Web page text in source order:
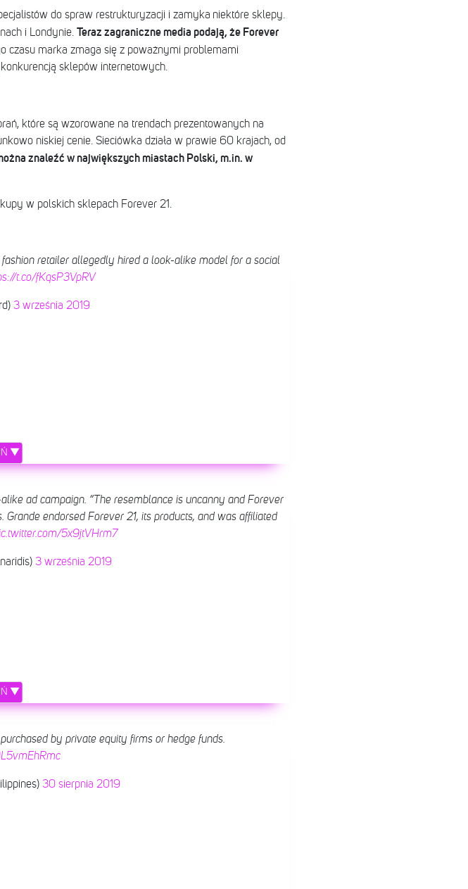
do spraw restrukturyzacji i zamyka niektóre sklepy.
i Londynie. Teraz zagraniczne media podają, że Forever
czasu marka zmaga się z poważnymi problemami
sklepów internetowych.
które są wzorowane na trendach prezentowanych na
niskiej cenie. Sieciówka działa w prawie 60 krajach, od
znaleźć w największych miastach Polski, m.in. w
w polskich sklepach Forever 21.
retailer allegedly hired a look-alike model for a social
t.co/fKqsP3VpRV
3 września 2019
▼
ad campaign. “The resemblance is uncanny and Forever
endorsed Forever 21, its products, and was affiliated
5x9jtVHrm7
3 września 2019
▼
by private equity firms or hedge funds.
30 sierpnia 2019